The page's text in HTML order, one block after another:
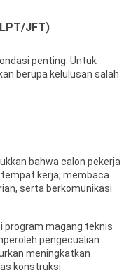
JFT)
penting. Untuk
berupa kelulusan salah
bahwa calon pekerja
kerja, membaca
serta berkomunikasi
program magang teknis
pengecualian
meningkatkan
konstruksi